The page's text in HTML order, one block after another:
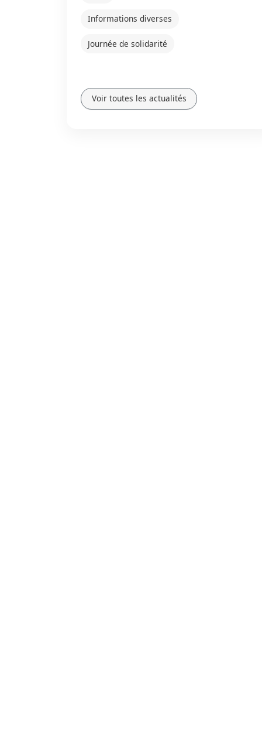
Informations diverses
Journée de solidarité
Voir toutes les actualités